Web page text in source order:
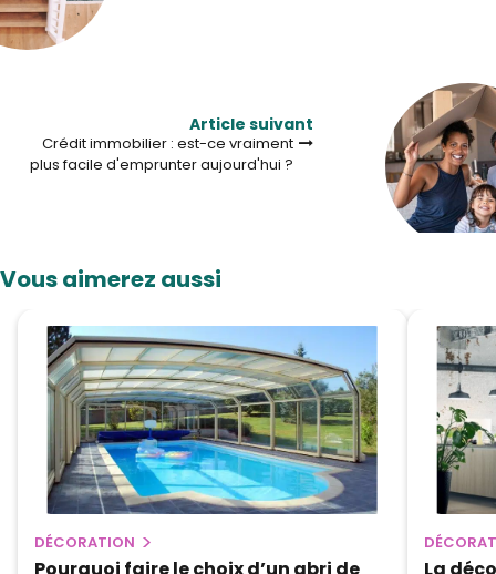
Article suivant
Crédit immobilier : est-ce vraiment
plus facile d'emprunter aujourd'hui ?
Vous aimerez aussi
DÉCORATION